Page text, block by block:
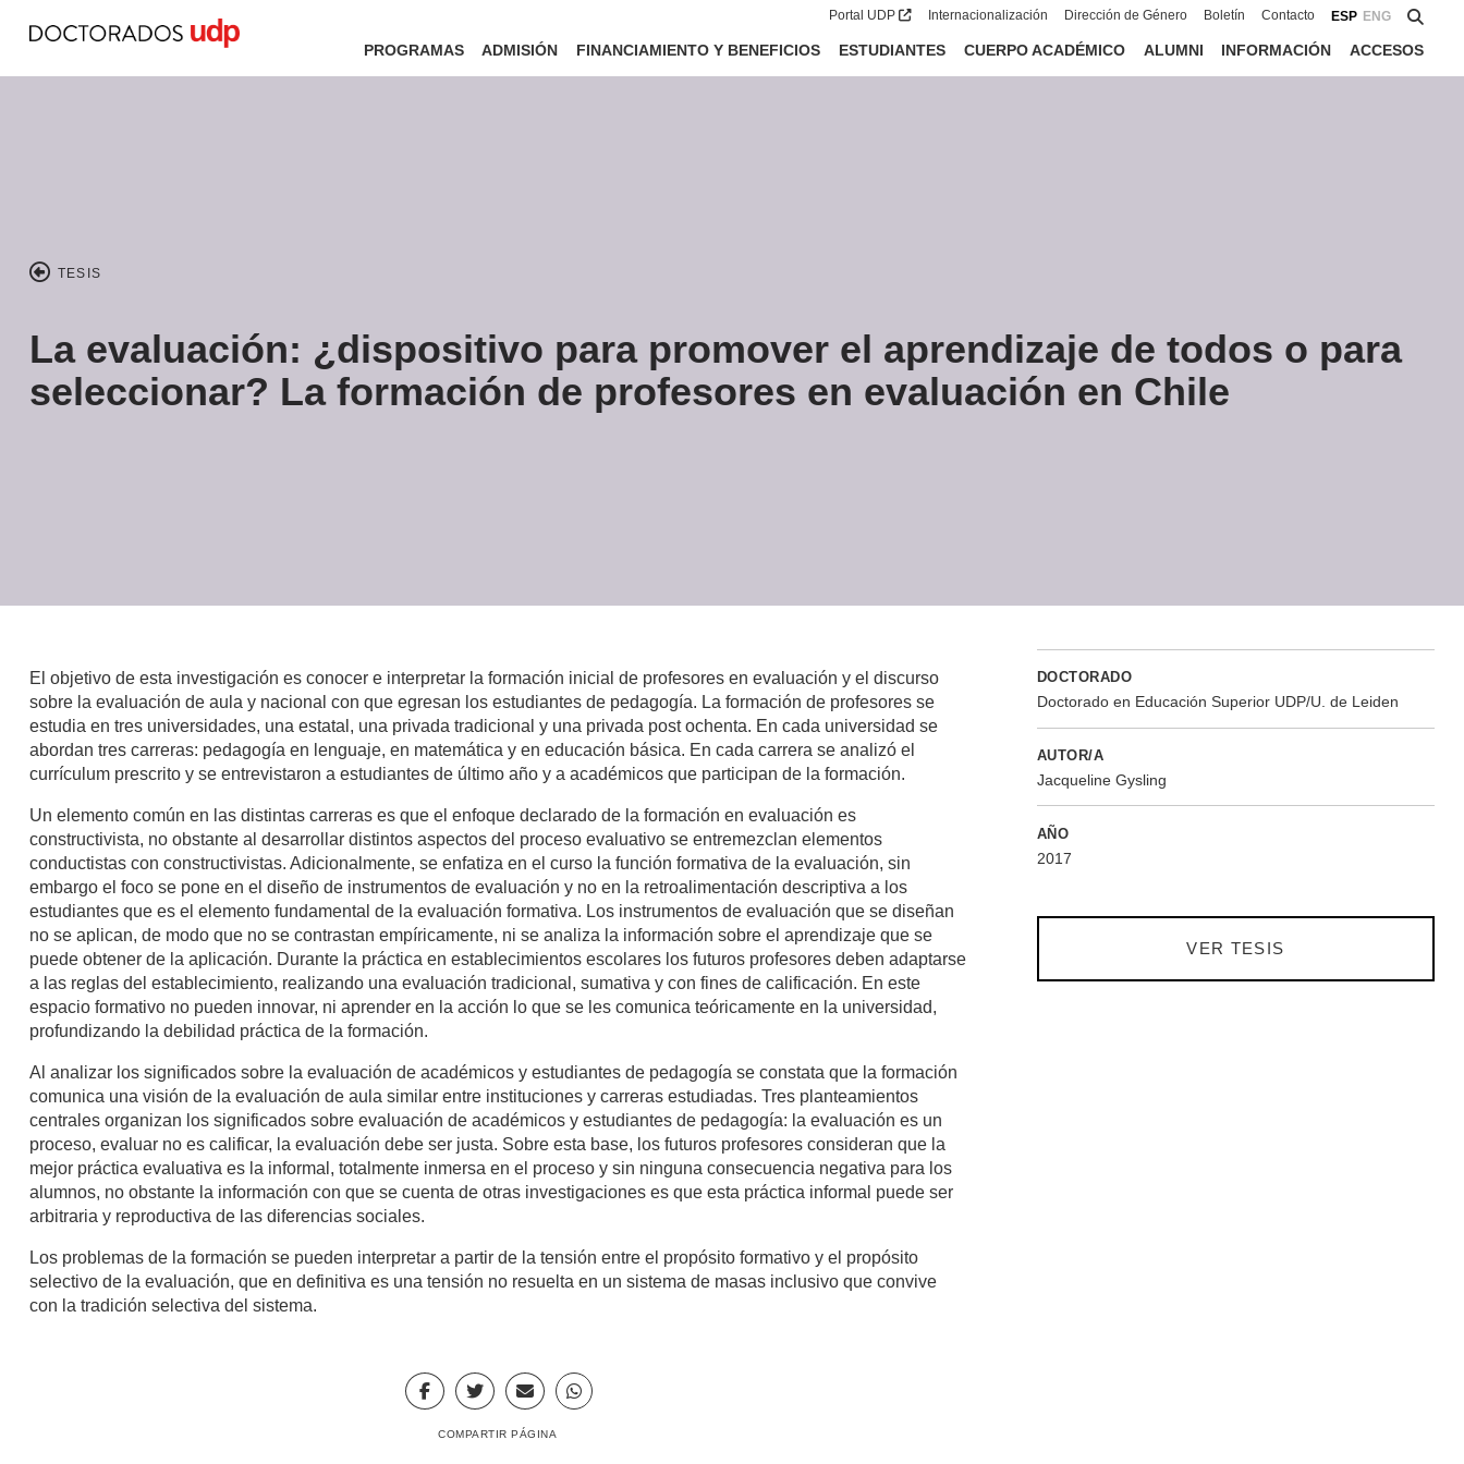
Portal UDP Internacionalización Dirección de Género Boletín Contacto ESP ENG
PROGRAMAS ADMISIÓN FINANCIAMIENTO Y BENEFICIOS ESTUDIANTES CUERPO ACADÉMICO ALUMNI INFORMACIÓN ACCESOS
TESIS
La evaluación: ¿dispositivo para promover el aprendizaje de todos o para
seleccionar? La formación de profesores en evaluación en Chile
El objetivo de esta investigación es conocer e interpretar la formación inicial de profesores en evaluación y el discurso
sobre la evaluación de aula y nacional con que egresan los estudiantes de pedagogía. La formación de profesores se
estudia en tres universidades, una estatal, una privada tradicional y una privada post ochenta. En cada universidad se
abordan tres carreras: pedagogía en lenguaje, en matemática y en educación básica. En cada carrera se analizó el
currículum prescrito y se entrevistaron a estudiantes de último año y a académicos que participan de la formación.
Un elemento común en las distintas carreras es que el enfoque declarado de la formación en evaluación es
constructivista, no obstante al desarrollar distintos aspectos del proceso evaluativo se entremezclan elementos
conductistas con constructivistas. Adicionalmente, se enfatiza en el curso la función formativa de la evaluación, sin
embargo el foco se pone en el diseño de instrumentos de evaluación y no en la retroalimentación descriptiva a los
estudiantes que es el elemento fundamental de la evaluación formativa. Los instrumentos de evaluación que se diseñan
no se aplican, de modo que no se contrastan empíricamente, ni se analiza la información sobre el aprendizaje que se
puede obtener de la aplicación. Durante la práctica en establecimientos escolares los futuros profesores deben adaptarse
a las reglas del establecimiento, realizando una evaluación tradicional, sumativa y con fines de calificación. En este
espacio formativo no pueden innovar, ni aprender en la acción lo que se les comunica teóricamente en la universidad,
profundizando la debilidad práctica de la formación.
Al analizar los significados sobre la evaluación de académicos y estudiantes de pedagogía se constata que la formación
comunica una visión de la evaluación de aula similar entre instituciones y carreras estudiadas. Tres planteamientos
centrales organizan los significados sobre evaluación de académicos y estudiantes de pedagogía: la evaluación es un
proceso, evaluar no es calificar, la evaluación debe ser justa. Sobre esta base, los futuros profesores consideran que la
mejor práctica evaluativa es la informal, totalmente inmersa en el proceso y sin ninguna consecuencia negativa para los
alumnos, no obstante la información con que se cuenta de otras investigaciones es que esta práctica informal puede ser
arbitraria y reproductiva de las diferencias sociales.
Los problemas de la formación se pueden interpretar a partir de la tensión entre el propósito formativo y el propósito
selectivo de la evaluación, que en definitiva es una tensión no resuelta en un sistema de masas inclusivo que convive
con la tradición selectiva del sistema.
COMPARTIR PÁGINA
DOCTORADO
Doctorado en Educación Superior UDP/U. de Leiden
AUTOR/A
Jacqueline Gysling
AÑO
2017
VER TESIS